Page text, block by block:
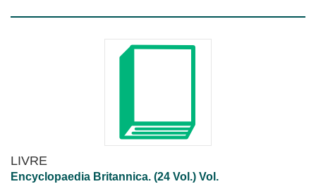
LIVRE
Encyclopaedia Britannica. (24 Vol.) Vol.